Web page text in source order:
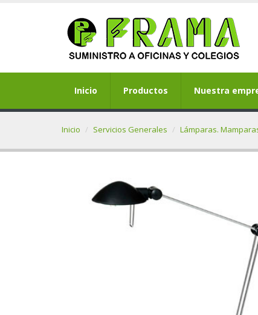
Inicio Productos Nuestra
Inicio Servicios Generales Lámparas.